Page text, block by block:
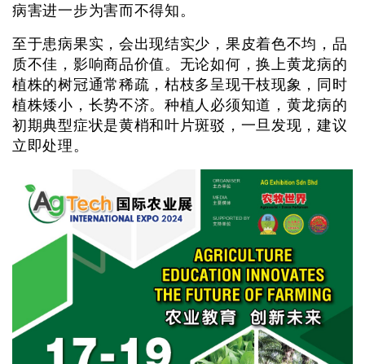
病害进一步为害而不得知。
至于患病果实，会出现结实少，果皮着色不均，品
质不佳，影响商品价值。无论如何，换上黄龙病的
植株的树冠通常稀疏，枯枝多呈现干枝现象，同时
植株矮小，长势不济。种植人必须知道，黄龙病的
初期典型症状是黄梢和叶片斑驳，一旦发现，建议
立即处理。